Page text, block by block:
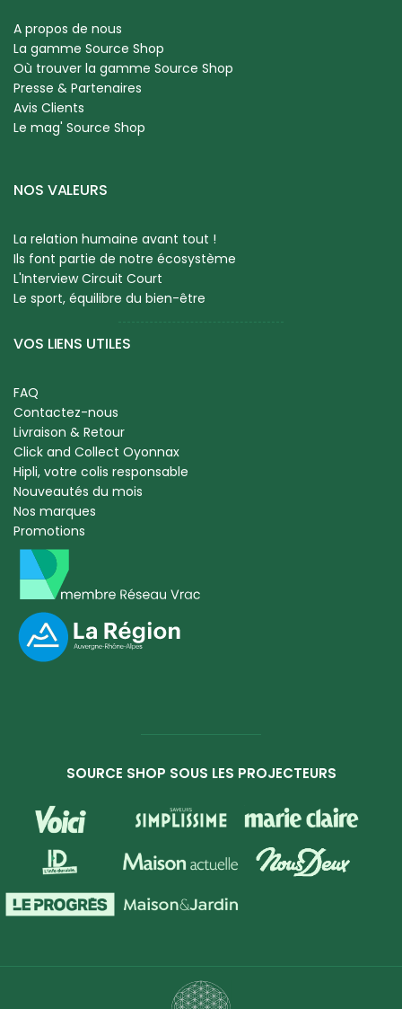
A propos de nous
La gamme Source Shop
Où trouver la gamme Source Shop
Presse & Partenaires
Avis Clients
Le mag' Source Shop
NOS VALEURS
La relation humaine avant tout !
Ils font partie de notre écosystème
L'Interview Circuit Court
Le sport, équilibre du bien-être
VOS LIENS UTILES
FAQ
Contactez-nous
Livraison & Retour
Click and Collect Oyonnax
Hipli, votre colis responsable
Nouveautés du mois
Nos marques
Promotions
SOURCE SHOP SOUS LES PROJECTEURS